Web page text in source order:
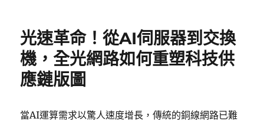
光速革命！從AI伺服器到交換
機，全光網路如何重塑科技供
應鏈版圖
當AI運算需求以驚人速度增長，傳統的銅線網路已難